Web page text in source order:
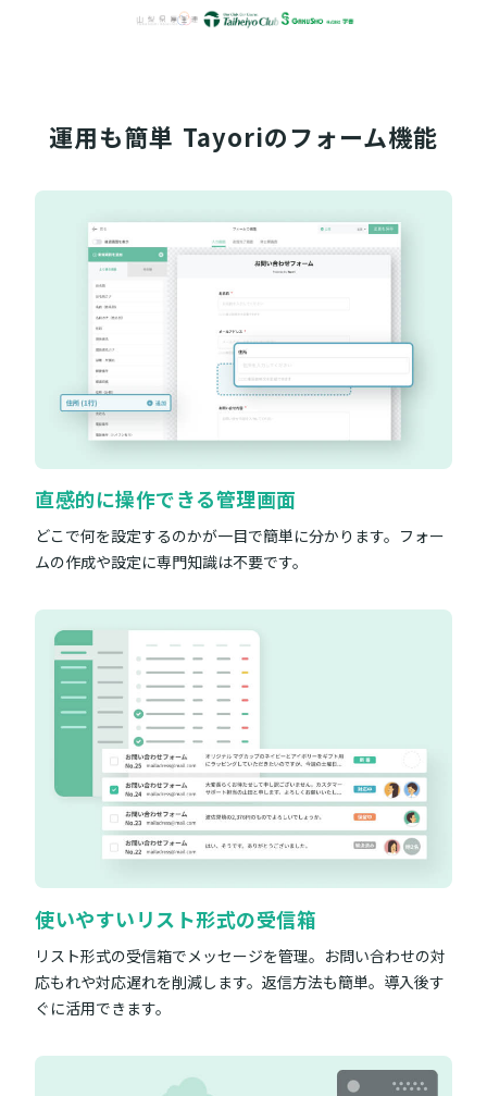
運用も簡単 Tayoriのフォーム機能
直感的に操作できる管理画面
どこで何を設定するのかが一目で簡単に分かります。フォー
ムの作成や設定に専門知識は不要です。
使いやすいリスト形式の受信箱
リスト形式の受信箱でメッセージを管理。お問い合わせの対
応もれや対応遅れを削減します。返信方法も簡単。導入後す
ぐに活用できます。